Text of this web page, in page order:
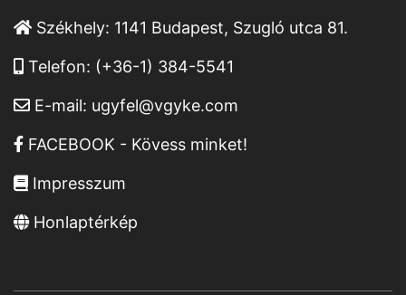
Székhely: 1141 Budapest, Szugló utca 81.
Telefon: (+36-1) 384-5541
E-mail: ugyfel@vgyke.com
FACEBOOK - Kövess minket!
Impresszum
Honlaptérkép